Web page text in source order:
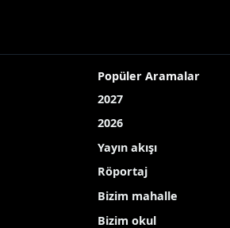
Popüler Aramalar
2027
2026
Yayın akışı
Röportaj
Bizim mahalle
Bizim okul